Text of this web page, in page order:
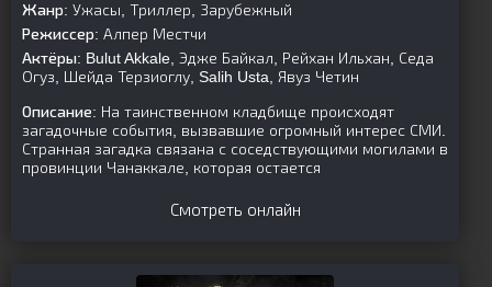
Жанр: Ужасы, Триллер, Зарубежный
Режиссер: Алпер Местчи
Актёры: Bulut Akkale, Эдже Байкал, Рейхан Ильхан, Седа
Огуз, Шейда Терзиоглу, Salih Usta, Явуз Четин
Описание: На таинственном кладбище происходят
загадочные события, вызвавшие огромный интерес СМИ.
Странная загадка связана с соседствующими могилами в
провинции Чанаккале, которая остается
Смотреть онлайн